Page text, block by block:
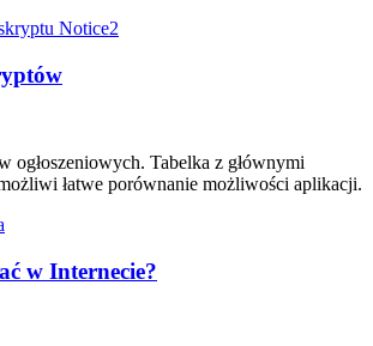
ogłoszeniowych. Tabelka z głównymi
łatwe porównanie możliwości aplikacji.
w Internecie?